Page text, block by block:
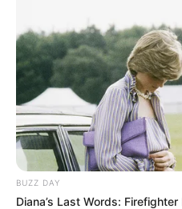
τον Κόσμο, τη στιγμή που
BUZZ DAY
Diana’s Last Words: